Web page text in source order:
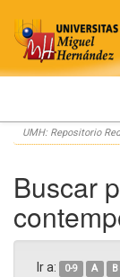
Skip
navigation
UMH: Repositorio
Buscar
Ir a: 0-9 A B